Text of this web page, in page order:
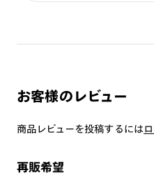
た場合は直ちに使用を中止し
※本製品はプレートとフレー
※本体にカラーレンズを入れ
らくなる可能性がございます
可能になっております。
お客様のレビュー
商品レビューを投稿するには
再販希望